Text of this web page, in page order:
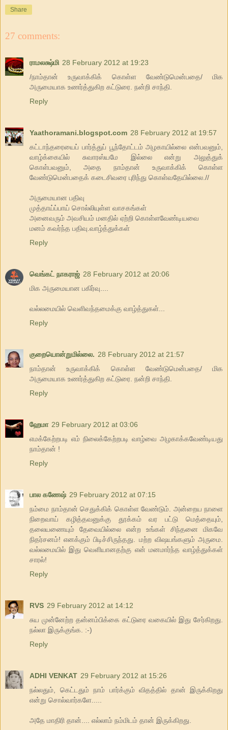
Share
27 comments:
ராமலக்ஷ்மி 28 February 2012 at 19:23
/நாம்தான் உருவாக்கிக் கொள்ள வேண்டுமென்பதை/ மிக
அருமையாக உணர்த்துகிற கட்டுரை. நன்றி சாந்தி.
Reply
Yaathoramani.blogspot.com 28 February 2012 at 19:57
கட்டாந்தரையைப் பார்த்துப் பூந்தோட்டம் அழகாயில்லை என்பவனும்,
வாழ்க்கையில் சுவாரஸ்யமே இல்லை என்று அலுத்துக்
கொள்பவனும், அதை நாம்தான் உருவாக்கிக் கொள்ள
வேண்டுமென்பதைக் கடைசிவரை புரிந்து கொள்வதேயில்லை.//
அருமையான பதிவு
முத்தாய்ப்பாய் சொல்லியுள்ள வாசகங்கள்
அனைவரும் அவசியம் மனதில் ஏற்றி கொள்ளவேண்டியவை
மனம் கவர்ந்த பதிவு.வாழ்த்துக்கள்
Reply
வெங்கட் நாகராஜ் 28 February 2012 at 20:06
மிக அருமையான பகிர்வு....
வல்லமையில் வெளிவந்தமைக்கு வாழ்த்துகள்...
Reply
குறையொன்றுமில்லை. 28 February 2012 at 21:57
நாம்தான் உருவாக்கிக் கொள்ள வேண்டுமென்பதை/ மிக
அருமையாக உணர்த்துகிற கட்டுரை. நன்றி சாந்தி.
Reply
ஹேமா 29 February 2012 at 03:06
எமக்கேற்றபடி எம் நிலைக்கேற்றபடி வாழ்வை அழகாக்கவேண்டியது
நாம்தான் !
Reply
பால கணேஷ் 29 February 2012 at 07:15
நம்மை நாம்தான் செதுக்கிக் கொள்ள வேண்டும். அன்றைய நாளை
நிறைவாய் கழித்தவனுக்கு தூக்கம் வர பட்டு மெத்தையும்,
தலையணையும் தேவையில்லை என்ற உங்கள் சிந்தனை மிகவே
நிதர்சனம்! எனக்கும் பிடிச்சிருந்தது. மற்ற விஷயங்களும் அருமை.
வல்லமையில் இது வெளியானதற்கு என் மனமார்ந்த வாழ்த்துக்கள்
சாரல்!
Reply
RVS 29 February 2012 at 14:12
சுய முன்னேற்ற தன்னம்பிக்கை கட்டுரை வகையில் இது சேர்கிறது.
நல்லா இருக்குங்க. :-)
Reply
ADHI VENKAT 29 February 2012 at 15:26
நல்லதும், கெட்டதும் நாம் பார்க்கும் விதத்தில் தான் இருக்கிறது
என்று சொல்வார்களே.....
அதே மாதிரி தான்.... எல்லாம் நம்மிடம் தான் இருக்கிறது.